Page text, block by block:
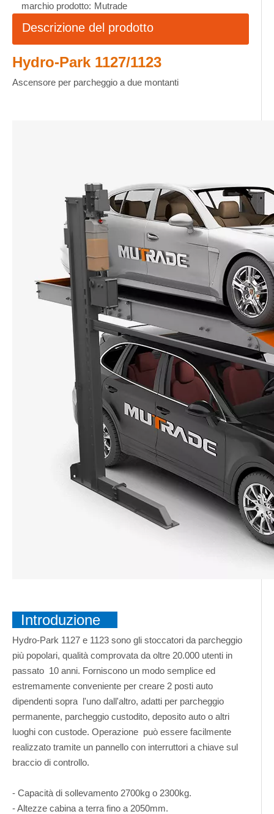
marchio prodotto: Mutrade
Descrizione del prodotto
Hydro-Park 1127/1123
Ascensore per parcheggio a due montanti
Introduzione
Hydro-Park 1127 e 1123 sono gli stoccatori da parcheggio
più popolari, qualità comprovata da oltre 20.000 utenti in
passato 10 anni. Forniscono un modo semplice ed
estremamente conveniente per creare 2 posti auto
dipendenti sopra l'uno dall'altro, adatti per parcheggio
permanente, parcheggio custodito, deposito auto o altri
luoghi con custode. Operazione può essere facilmente
realizzato tramite un pannello con interruttori a chiave sul
braccio di controllo.
- Capacità di sollevamento 2700kg o 2300kg.
- Altezze cabina a terra fino a 2050mm.